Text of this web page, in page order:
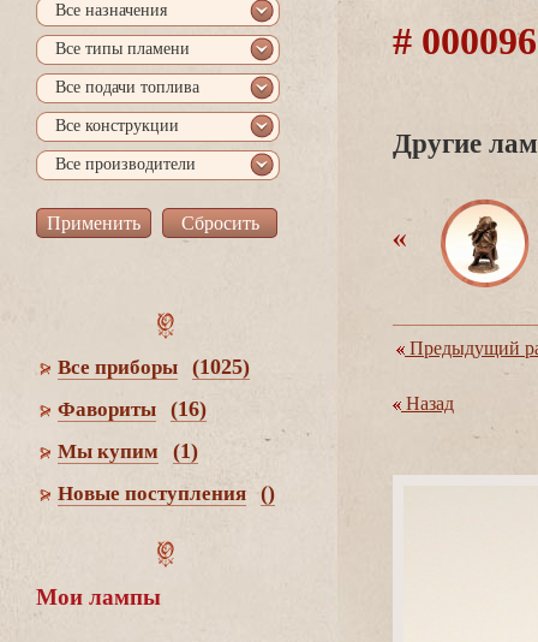
се назначения
се типы пламени
се подачи топлива
се конструкции
се производители
се приборы (1025)
Фавориты (16)
Мы купим (1)
Новые поступления ()
Мои лампы
# 000096
Другие
Предыдущий
Назад